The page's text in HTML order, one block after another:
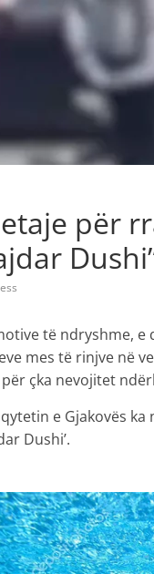
për
të ndryshme,
mes të rinjve në
çka nevojitet
e Gjakovës
Dushi’.